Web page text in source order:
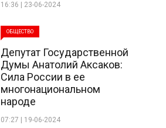
16:36 | 23-06-2024
ОБЩЕСТВО
Депутат Государственной
Думы Анатолий Аксаков:
Сила России в ее
многонациональном
народе
07:27 | 19-06-2024